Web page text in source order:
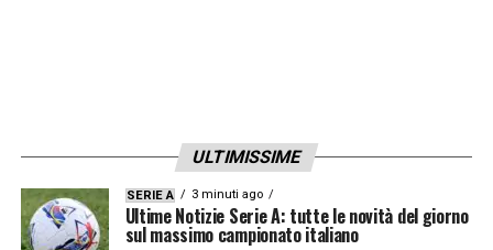
ULTIMISSIME
SERIE A 3 minuti ago
Ultime Notizie Serie A: tutte le novità del giorno
sul massimo campionato italiano